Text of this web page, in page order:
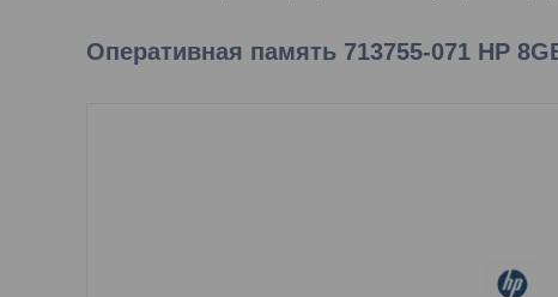
Оперативная память 713755-071 HP